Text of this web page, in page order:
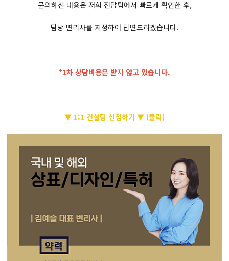
문의하신 내용은 저희 전담팀에서 빠르게 확인한 후,
담당 변리사를 지정하여 답변드리겠습니다.
*1차 상담비용은 받지 않고 있습니다.
▼ 1:1 컨설팅 신청하기 ▼ (클릭)